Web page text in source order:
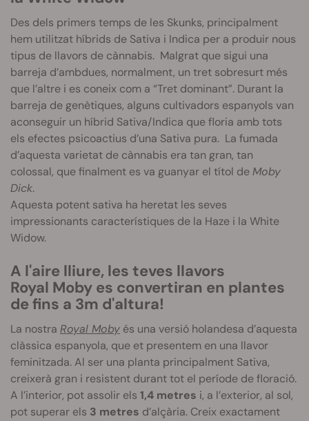
Des dels primers temps de les Skunks, principalment
hem utilitzat híbrids de Sativa i Indica per a produir nous
tipus de llavors de cànnabis. Malgrat que sigui una
barreja d’ambdues, normalment, un tret sobresurt més
que l’altre i es coneix com a “Tret dominant”. Durant la
barreja de genètiques, alguns cultivadors espanyols van
aconseguir un híbrid Sativa/Indica que floria amb tots
els efectes psicoactius d’una Sativa pura. La fumada
d’aquesta varietat de cànnabis era tan gran, tan
colossal, que finalment es va guanyar el títol deMoby
Dick.
Aquesta potent sativa ha heretat les seves
impressionants característiques de la Haze i la White
Widow.
A l'aire lliure, les teves llavors
Royal Moby es convertiran en plantes
de fins a 3m d'altura!
La nostra Royal Moby és una versió holandesa d’aquesta
clàssica espanyola, que et presentem en una llavor
feminitzada. Al ser una planta principalment Sativa,
creixerà gran i resistent durant tot el període de floració.
A l’interior, pot assolir els 1,4 metres i, a l’exterior, al sol,
pot superar els 3 metres d’alçària. Creix exactament